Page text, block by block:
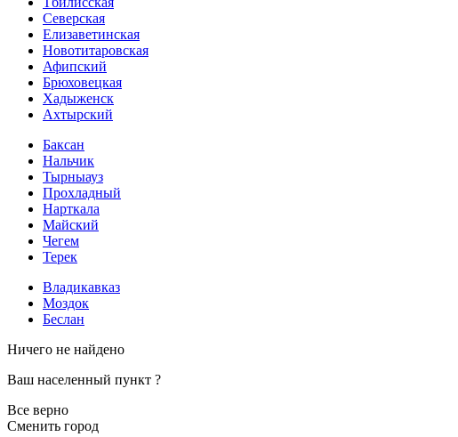
Северская
Елизаветинская
Новотитаровская
Афипский
Брюховецкая
Хадыженск
Ахтырский
Баксан
Нальчик
Тырныауз
Прохладный
Нарткала
Майский
Чегем
Терек
Владикавказ
Моздок
Беслан
Ничего не найдено
Ваш населенный пункт ?
Все верно
Сменить город